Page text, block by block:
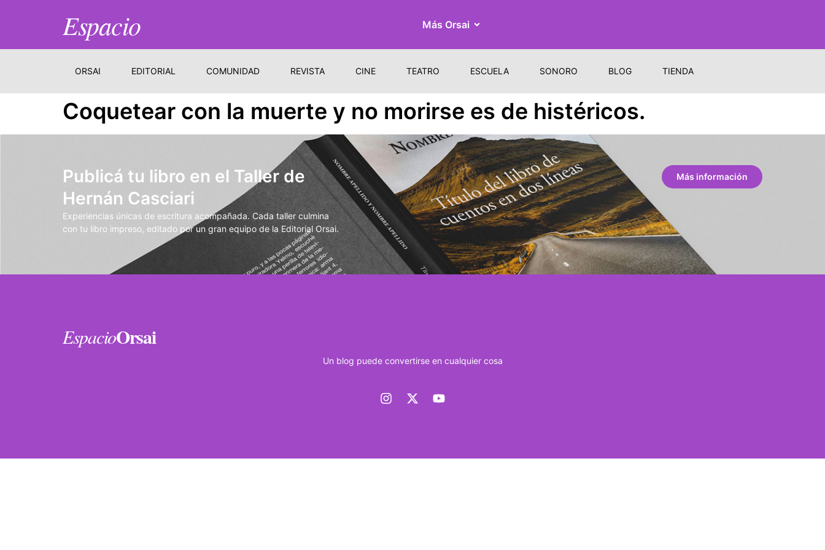
Espacio Más Orsai
ORSAI EDITORIAL COMUNIDAD REVISTA CINE TEATRO ESCUELA SONORO BLOG TIENDA
Coquetear con la muerte y no morirse es de histéricos.
Publicá tu libro en el Taller de
Hernán Casciari
Experiencias únicas de escritura acompañada. Cada taller culmina
con tu libro impreso, editado por un gran equipo de la Editorial Orsai.
Más información
EspacioOrsai
Un blog puede convertirse en cualquier cosa